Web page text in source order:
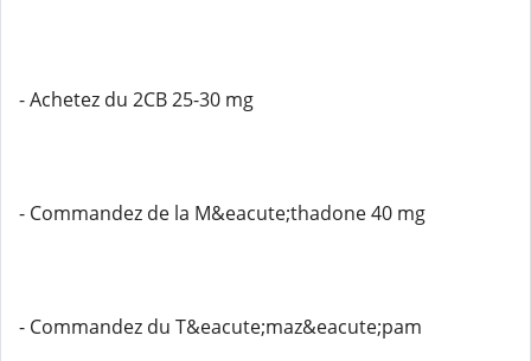
- Achetez du 2CB 25-30 mg
- Commandez de la M&eacute;thadone 40 mg
- Commandez du T&eacute;maz&eacute;pam